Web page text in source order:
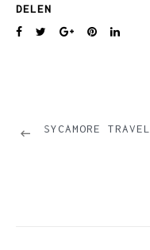
DELEN
SYCAMORE TRAVEL